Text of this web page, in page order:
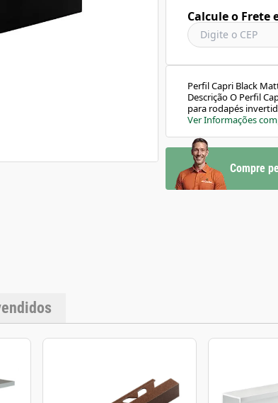
Calcule o Frete
Perfil Capri Black
Descrição O Perfil
para rodapés
exclusivo oferece
instalar, é também
Ideal para aplicação
flutuante Visual
pintura eletrostática
facilitada Modo de
intensas de calor ou
Ver Informações
Compre